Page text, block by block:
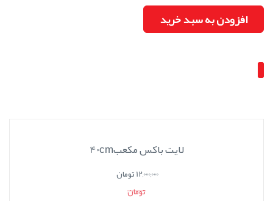
افزودن به سبد خرید
لایت باکس مکعب40cm
12,000,000 تومان
تومان